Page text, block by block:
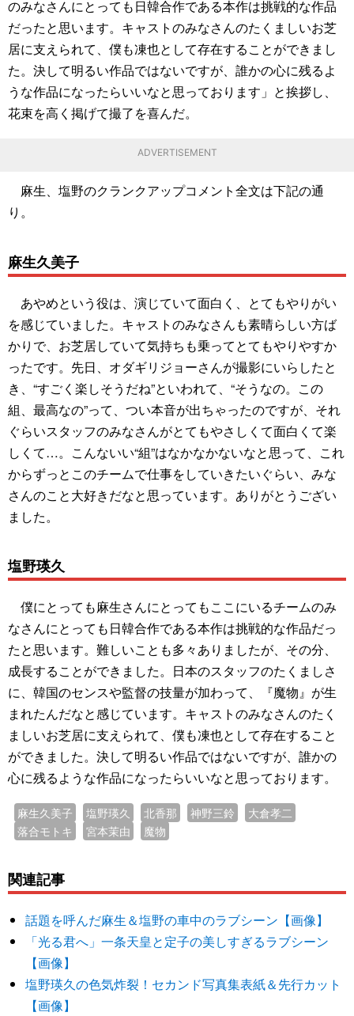
のみなさんにとっても日韓合作である本作は挑戦的な作品
だったと思います。キャストのみなさんのたくましいお芝
居に支えられて、僕も凍也として存在することができまし
た。決して明るい作品ではないですが、誰かの心に残るよ
うな作品になったらいいなと思っております」と挨拶し、
花束を高く掲げて撮了を喜んだ。
ADVERTISEMENT
麻生、塩野のクランクアップコメント全文は下記の通
り。
麻生久美子
あやめという役は、演じていて面白く、とてもやりがい
を感じていました。キャストのみなさんも素晴らしい方ば
かりで、お芝居していて気持ちも乗ってとてもやりやすか
ったです。先日、オダギリジョーさんが撮影にいらしたと
き、“すごく楽しそうだね”といわれて、“そうなの。この
組、最高なの”って、つい本音が出ちゃったのですが、それ
ぐらいスタッフのみなさんがとてもやさしくて面白くて楽
しくて…。こんないい“組”はなかなかないなと思って、これ
からずっとこのチームで仕事をしていきたいぐらい、みな
さんのこと大好きだなと思っています。ありがとうござい
ました。
塩野瑛久
僕にとっても麻生さんにとってもここにいるチームのみ
なさんにとっても日韓合作である本作は挑戦的な作品だっ
たと思います。難しいことも多々ありましたが、その分、
成長することができました。日本のスタッフのたくましさ
に、韓国のセンスや監督の技量が加わって、『魔物』が生
まれたんだなと感じています。キャストのみなさんのたく
ましいお芝居に支えられて、僕も凍也として存在すること
ができました。決して明るい作品ではないですが、誰かの
心に残るような作品になったらいいなと思っております。
麻生久美子 塩野瑛久 北香那 神野三鈴
大倉孝二
落合モトキ
宮本茉由 魔物
関連記事
話題を呼んだ麻生＆塩野の車中のラブシーン【画像】
「光る君へ」一条天皇と定子の美しすぎるラブシーン
【画像】
塩野瑛久の色気炸裂！セカンド写真集表紙＆先行カット
【画像】